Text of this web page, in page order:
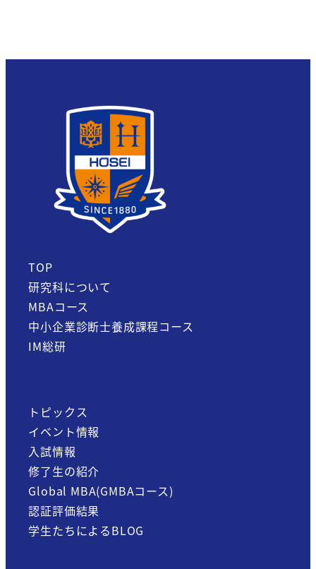
TOP
研究科について
MBAコース
中小企業診断士養成課程コース
IM総研
トピックス
イベント情報
入試情報
修了生の紹介
Global MBA(GMBAコース)
認証評価結果
学生たちによるBLOG